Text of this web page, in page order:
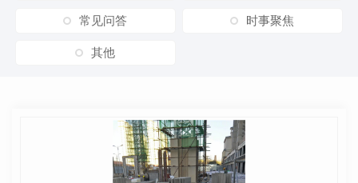
常见问答 时事聚焦
其他